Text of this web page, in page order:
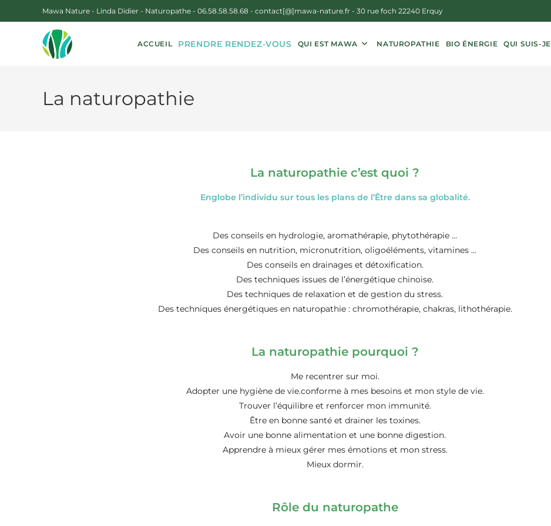
Mawa Nature - Linda Didier - Naturopathe - 06.58.58.58.68 - contact[@]mawa-nature.fr - 30 rue foch 22240 Erquy
ACCUEIL PRENDRE RENDEZ-VOUS QUI EST MAWA NATUROPATHIE BIO ÉNERGIE QUI SUIS-JE
La naturopathie
La naturopathie c’est quoi ?
Englobe l’individu sur tous les plans de l’Être dans sa globalité.
Des conseils en hydrologie, aromathérapie, phytothérapie …
Des conseils en nutrition, micronutrition, oligoéléments, vitamines …
Des conseils en drainages et détoxification.
Des techniques issues de l’énergétique chinoise.
Des techniques de relaxation et de gestion du stress.
Des techniques énergétiques en naturopathie : chromothérapie, chakras, lithothérapie.
La naturopathie pourquoi ?
Me recentrer sur moi.
Adopter une hygiène de vie.conforme à mes besoins et mon style de vie.
Trouver l’équilibre et renforcer mon immunité.
Être en bonne santé et drainer les toxines.
Avoir une bonne alimentation et une bonne digestion.
Apprendre à mieux gérer mes émotions et mon stress.
Mieux dormir.
Rôle du naturopathe